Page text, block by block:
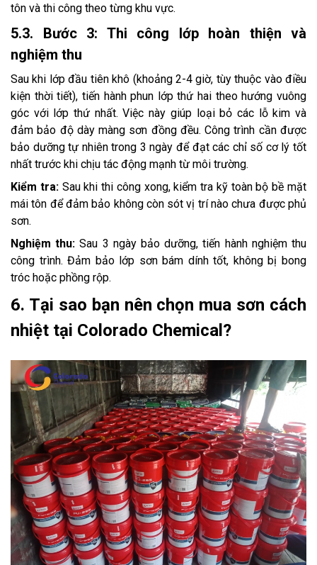
tôn và thi công theo từng khu vực.
5.3. Bước 3: Thi công lớp hoàn thiện và
nghiệm thu
Sau khi lớp đầu tiên khô (khoảng 2-4 giờ, tùy thuộc vào điều
kiện thời tiết), tiến hành phun lớp thứ hai theo hướng vuông
góc với lớp thứ nhất. Việc này giúp loại bỏ các lỗ kim và
đảm bảo độ dày màng sơn đồng đều. Công trình cần được
bảo dưỡng tự nhiên trong 3 ngày để đạt các chỉ số cơ lý tốt
nhất trước khi chịu tác động mạnh từ môi trường.
Kiểm tra: Sau khi thi công xong, kiểm tra kỹ toàn bộ bề mặt
mái tôn để đảm bảo không còn sót vị trí nào chưa được phủ
sơn.
Nghiệm thu: Sau 3 ngày bảo dưỡng, tiến hành nghiệm thu
công trình. Đảm bảo lớp sơn bám dính tốt, không bị bong
tróc hoặc phồng rộp.
6. Tại sao bạn nên chọn mua sơn cách
nhiệt tại Colorado Chemical?